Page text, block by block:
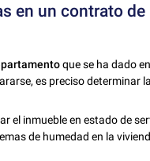
en un contrato de
que se ha dado
es preciso determinar
el inmueble en estado de
de humedad en la